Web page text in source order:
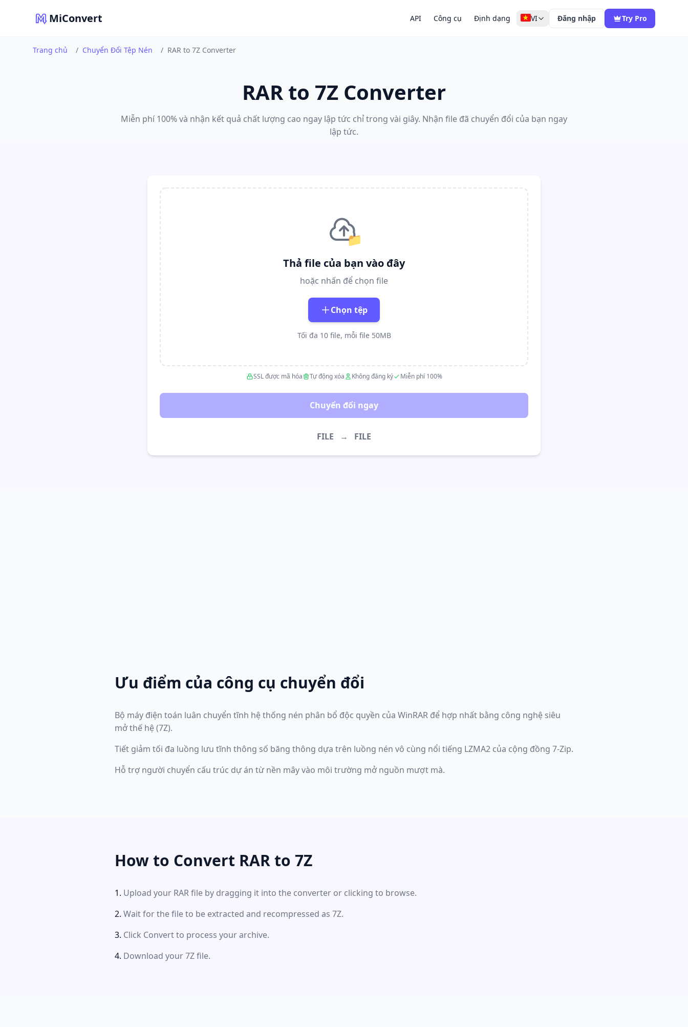
MiConvert API Công cụ Định dạng VI Đăng nhập Try Pro
Trang chủ / Chuyển Đổi Tệp Nén / RAR to 7Z Converter
RAR to 7Z Converter
Miễn phí 100% và nhận kết quả chất lượng cao ngay lập tức chỉ trong vài giây. Nhận file đã chuyển đổi của bạn ngay
lập tức.
📁
Thả file của bạn vào đây
hoặc nhấn để chọn file
Chọn tệp
Tối đa 10 file, mỗi file 50MB
SSL được mã hóa Tự động xóa Không đăng ký Miễn phí 100%
Chuyển đổi ngay
FILE → FILE
Ưu điểm của công cụ chuyển đổi
Bộ máy điện toán luân chuyển tĩnh hệ thống nén phân bổ độc quyền của WinRAR để hợp nhất bằng công nghệ siêu
mở thế hệ (7Z).
Tiết giảm tối đa luồng lưu tĩnh thông số băng thông dựa trên luồng nén vô cùng nổi tiếng LZMA2 của cộng đồng 7-Zip.
Hỗ trợ người chuyển cấu trúc dự án từ nền mây vào môi trường mở nguồn mượt mà.
How to Convert RAR to 7Z
Upload your RAR file by dragging it into the converter or clicking to browse.
Wait for the file to be extracted and recompressed as 7Z.
Click Convert to process your archive.
Download your 7Z file.